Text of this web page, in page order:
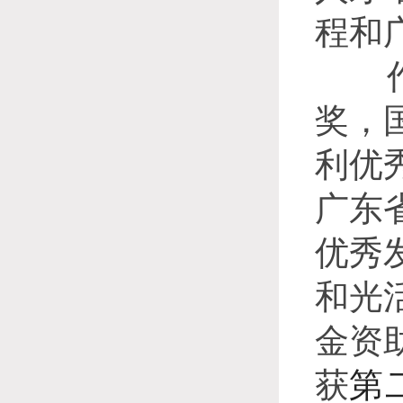
程和
作
奖，
利优
广东
优秀
和光
金资
获第